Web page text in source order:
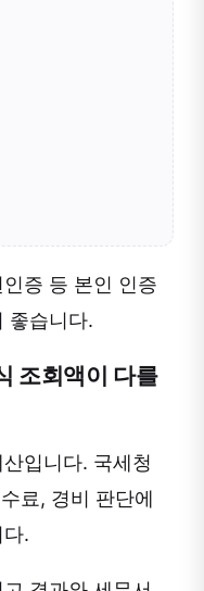
증 등 본인 인증
좋습니다.
조회액이 다를
입니다. 국세청
료, 경비 판단에
.